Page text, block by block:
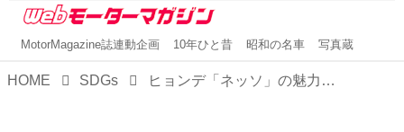
MotorMagazine誌連動企画 10年ひと昔 昭和の名車 写真蔵
HOME SDGs ヒョンデ「ネッソ」の魅力はトータルバランスの良さ。ガソリン車からの乗り換えがスムーズな快適SUV【試乗】